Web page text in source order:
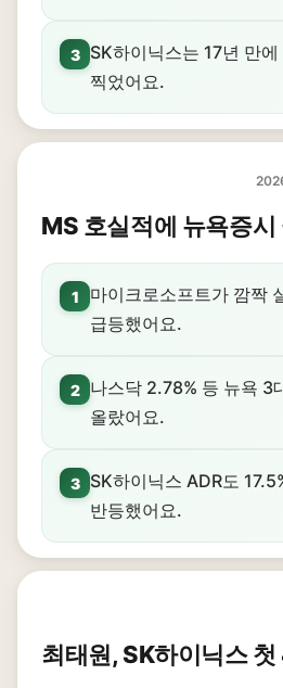
3
SK하이닉스는 17년 만
찍었어요.
MS 호실적에 뉴욕증시
1
마이크로소프트가 깜짝
급등했어요.
2
나스닥 2.78% 등 뉴욕 3
올랐어요.
3
SK하이닉스 ADR도
반등했어요.
최태원, SK하이닉스